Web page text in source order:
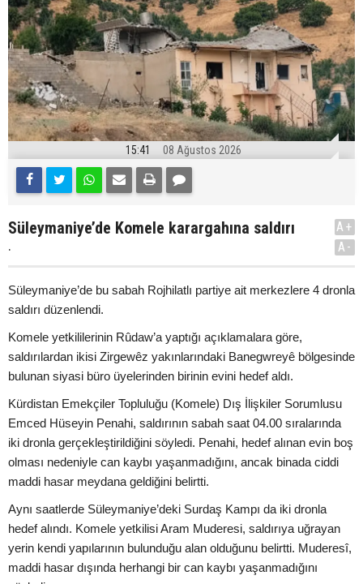
15:41 08 Ağustos 2026
Süleymaniye’de Komele karargahına saldırı
.
A+
A-
Süleymaniye’de bu sabah Rojhilatlı partiye ait merkezlere 4 dronla
saldırı düzenlendi.
Komele yetkililerinin Rûdaw’a yaptığı açıklamalara göre,
saldırılardan ikisi Zirgewêz yakınlarındaki Banegwreyê bölgesinde
bulunan siyasi büro üyelerinden birinin evini hedef aldı.
Kürdistan Emekçiler Topluluğu (Komele) Dış İlişkiler Sorumlusu
Emced Hüseyin Penahi, saldırının sabah saat 04.00 sıralarında
iki dronla gerçekleştirildiğini söyledi. Penahi, hedef alınan evin boş
olması nedeniyle can kaybı yaşanmadığını, ancak binada ciddi
maddi hasar meydana geldiğini belirtti.
Aynı saatlerde Süleymaniye’deki Surdaş Kampı da iki dronla
hedef alındı. Komele yetkilisi Aram Muderesi, saldırıya uğrayan
yerin kendi yapılarının bulunduğu alan olduğunu belirtti. Muderesî,
maddi hasar dışında herhangi bir can kaybı yaşanmadığını